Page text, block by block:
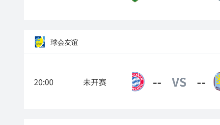
球会友谊
20:00 未开赛
拜仁慕尼黑 -- VS --